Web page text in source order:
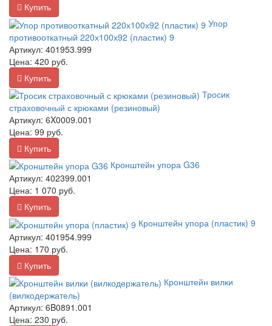
Купить
Упор
противооткатный 220х100х92 (пластик) 9
Артикул: 401953.999
Цена: 420 руб.
Купить
Тросик
страховочный с крюками (резиновый)
Артикул: 6X0009.001
Цена: 99 руб.
Купить
Кронштейн упора G36
Артикул: 402399.001
Цена: 1 070 руб.
Купить
Кронштейн упора (пластик) 9
Артикул: 401954.999
Цена: 170 руб.
Купить
Кронштейн вилки
(вилкодержатель)
Артикул: 6B0891.001
Цена: 230 руб.